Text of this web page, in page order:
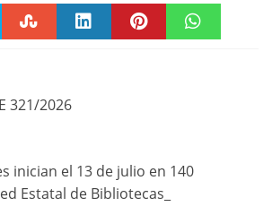
321/2026
inician el 13 de julio en 140
Estatal de Bibliotecas_